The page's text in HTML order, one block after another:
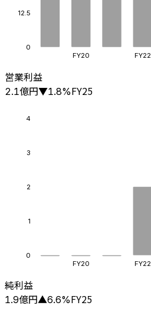
0
12.5
FY20 FY22
営業利益
2.1億円▼1.8%FY25
0
1
2
3
4
FY20 FY22
純利益
1.9億円▲6.6%FY25